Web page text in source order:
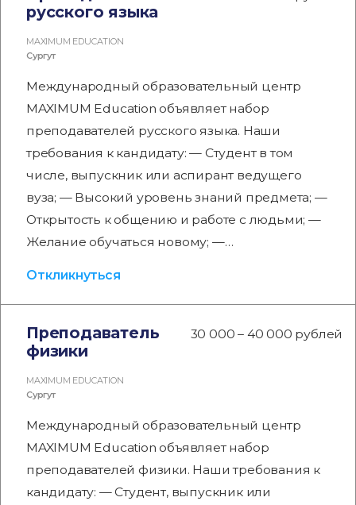
русского языка
MAXIMUM EDUCATION
Сургут
Международный образовательный центр
MAXIMUM Education объявляет набор
преподавателей русского языка. Наши
требования к кандидату: — Студент в том
числе, выпускник или аспирант ведущего
вуза; — Высокий уровень знаний предмета; —
Открытость к общению и работе с людьми; —
Желание обучаться новому; —…
Откликнуться
Преподаватель
физики
30 000 – 40 000 рублей
MAXIMUM EDUCATION
Сургут
Международный образовательный центр
MAXIMUM Education объявляет набор
преподавателей физики. Наши требования к
кандидату: — Студент, выпускник или